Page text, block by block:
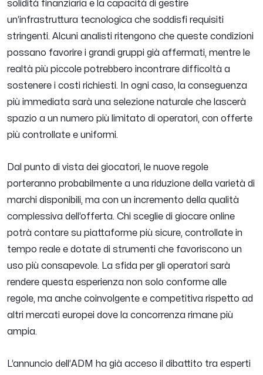
solidità finanziaria e la capacità di gestire
un’infrastruttura tecnologica che soddisfi requisiti
stringenti. Alcuni analisti ritengono che queste condizioni
possano favorire i grandi gruppi già affermati, mentre le
realtà più piccole potrebbero incontrare difficoltà a
sostenere i costi richiesti. In ogni caso, la conseguenza
più immediata sarà una selezione naturale che lascerà
spazio a un numero più limitato di operatori, con offerte
più controllate e uniformi.
Dal punto di vista dei giocatori, le nuove regole
porteranno probabilmente a una riduzione della varietà di
marchi disponibili, ma con un incremento della qualità
complessiva dell’offerta. Chi sceglie di giocare online
potrà contare su piattaforme più sicure, controllate in
tempo reale e dotate di strumenti che favoriscono un
uso più consapevole. La sfida per gli operatori sarà
rendere questa esperienza non solo conforme alle
regole, ma anche coinvolgente e competitiva rispetto ad
altri mercati europei dove la concorrenza rimane più
ampia.
L’annuncio dell’ADM ha già acceso il dibattito tra esperti